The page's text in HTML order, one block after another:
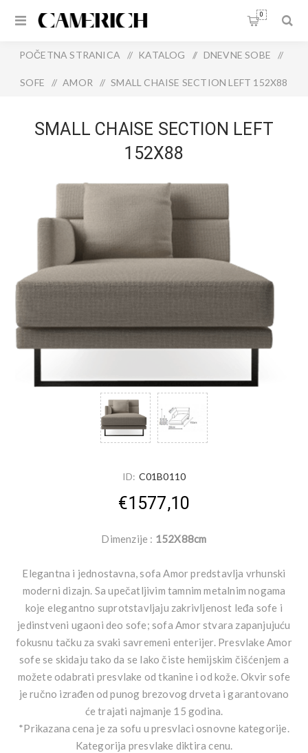
0
POČETNA STRANICA / KATALOG / DNEVNE SOBE /
SOFE / AMOR / SMALL CHAISE SECTION LEFT 152X88
SMALL CHAISE SECTION LEFT
152X88
ID: C01B0110
€1577,10
Dimenzije : 152X88cm
Elegantna i jednostavna, sofa Amor predstavlja vrhunski
moderni dizajn. Sa upečatljivim tamnim metalnim nogama
koje elegantno suprotstavljaju zakrivljenost leđa sofe i
jedinstveni ugaoni deo sofe; sofa Amor stvara zapanjujuću
fokusnu tačku za svaki savremeni enterijer. Presvlake Amor
sofe se skidaju tako da se lako čiste hemijskim čišćenjem a
možete odabrati presvlake od tkanine i od kože. Okvir sofe
je ručno izrađen od punog brezovog drveta i garantovano
će trajati najmanje 15 godina.
*Prikazana cena je za sofu u presvlaci osnovne kategorije.
Kategorija presvlake diktira cenu.